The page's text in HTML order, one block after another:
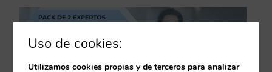
Uso de cookies:
Utilizamos cookies propias y de terceros para analizar